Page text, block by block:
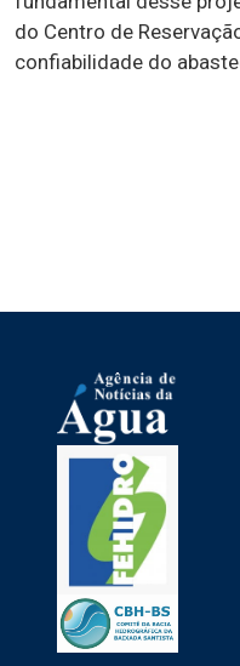
do Centro de
confiabilidade do